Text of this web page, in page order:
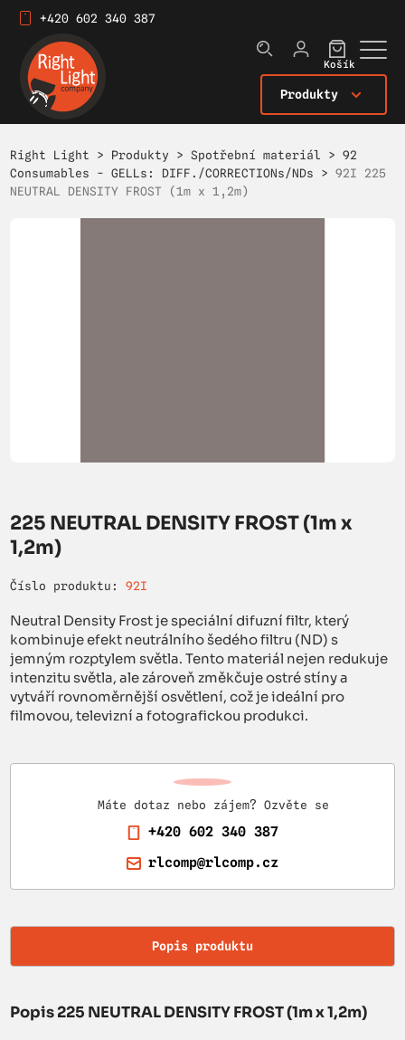
+420 602 340 387
Produkty
Košík
Right Light > Produkty >Spotřební materiál >92
Consumables - GELLs: DIFF./CORRECTIONs/NDs >92I 225
NEUTRAL DENSITY FROST (1m x 1,2m)
225 NEUTRAL DENSITY FROST (1m x
1,2m)
Číslo produktu: 92I
Neutral Density Frost je speciální difuzní filtr, který
kombinuje efekt neutrálního šedého filtru (ND) s
jemným rozptylem světla. Tento materiál nejen redukuje
intenzitu světla, ale zároveň změkčuje ostré stíny a
vytváří rovnoměrnější osvětlení, což je ideální pro
filmovou, televizní a fotografickou produkci.
Máte dotaz nebo zájem? Ozvěte se
+420 602 340 387
rlcomp@rlcomp.cz
Popis produktu
Popis 225 NEUTRAL DENSITY FROST (1m x 1,2m)